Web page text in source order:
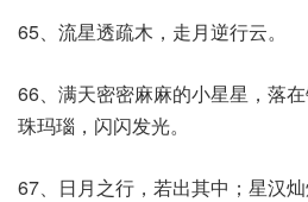
65、流星透疏木，走月逆行云。
66、满天密密麻麻的小星星，落
珠玛瑙，闪闪发光。
67、日月之行，若出其中；星汉灿